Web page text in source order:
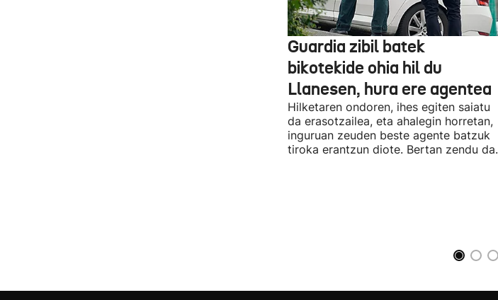
Guardia zibil batek
bikotekide ohia hil du
Llanesen, hura ere agentea
Hilketaren ondoren, ihes egiten saiatu
da erasotzailea, eta ahalegin horretan,
inguruan zeuden beste agente batzuk
tiroka erantzun diote. Bertan zendu da.